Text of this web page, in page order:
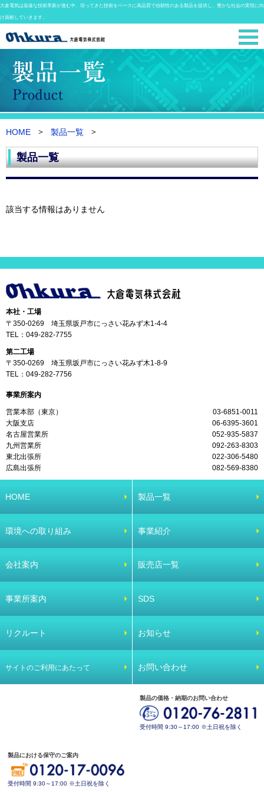
大倉電気は急速な技術革新が進む中、培ってきた技術をベースに高品質で信頼性のある製品を提供し、豊かな社会の実現に向
け貢献していきます。
HOME 製品一覧
製品一覧
該当する情報はありません
本社・工場
〒350-0269 埼玉県坂戸市にっさい花みず木1-4-4
TEL： 049-282-7755
第二工場
〒350-0269 埼玉県坂戸市にっさい花みず木1-8-9
TEL： 049-282-7756
事業所案内
営業本部（東京）
03-6851-0011
大阪支店
06-6395-3601
名古屋営業所
052-935-5837
九州営業所
092-263-8303
東北出張所
022-306-5480
広島出張所
082-569-8380
HOME 製品一覧
環境への取り組み 事業紹介
会社案内 販売店一覧
事業所案内 SDS
リクルート お知らせ
サイトのご利用にあたって お問い合わせ
製品の価格・納期のお問い合わせ
受付時間 9:30～17:00 ※土日祝を除く
製品における保守のご案内
受付時間 9:30～17:00 ※土日祝を除く